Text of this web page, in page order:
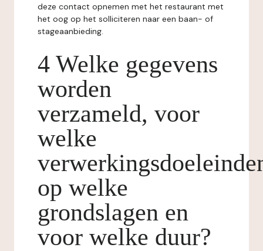
deze contact opnemen met het restaurant met
het oog op het solliciteren naar een baan- of
stageaanbieding.
4 Welke gegevens
worden
verzameld, voor
welke
op welke
grondslagen en
voor welke duur?